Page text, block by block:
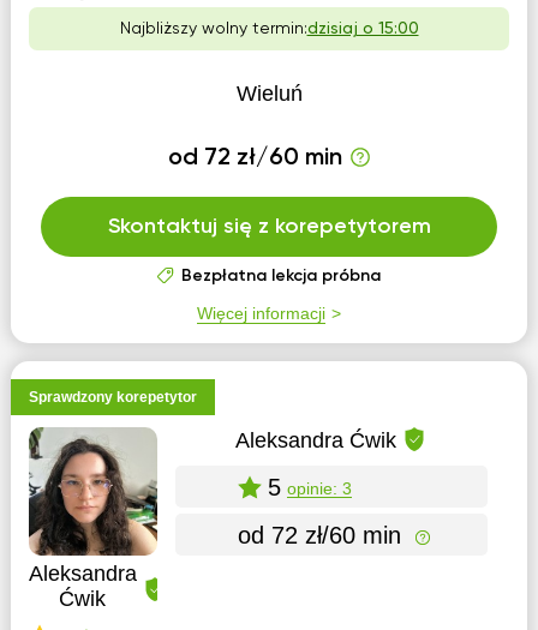
Najbliższy wolny termin:dzisiaj o 15:00
Wieluń
od 72 zł/60 min
Skontaktuj się z korepetytorem
Bezpłatna lekcja próbna
Więcej informacji
Sprawdzony korepetytor
Aleksandra
Ćwik
Aleksandra Ćwik
5 opinie: 3
od 72 zł/60 min